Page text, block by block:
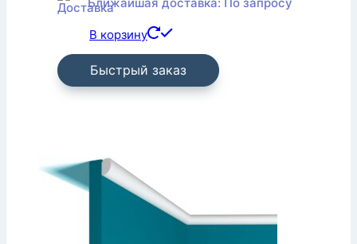
В корзину
Быстрый заказ